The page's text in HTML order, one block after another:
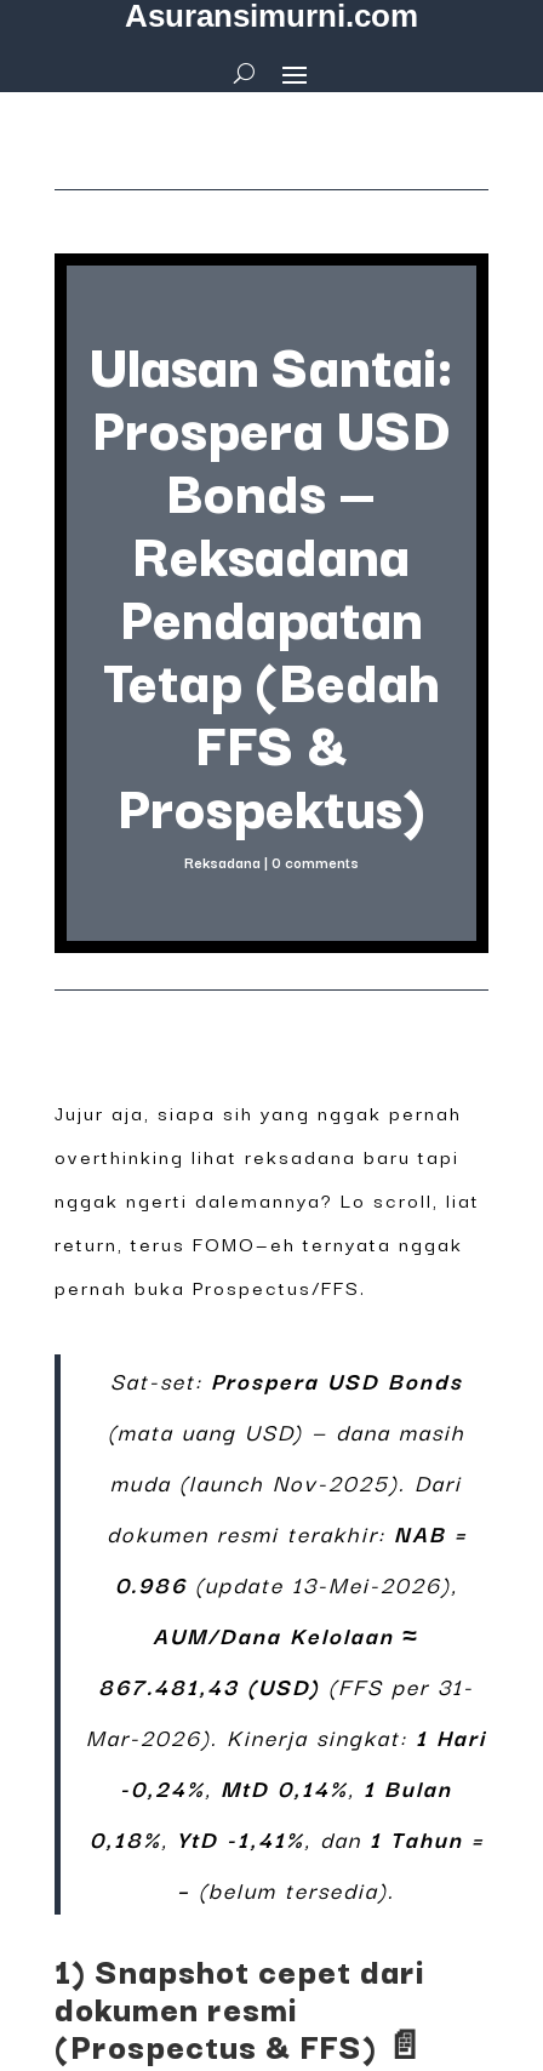
Asuransimurni.com
Ulasan Santai:
Prospera USD
Bonds —
Reksadana
Pendapatan
Tetap (Bedah
FFS &
Prospektus)
Reksadana | 0 comments
Jujur aja, siapa sih yang nggak pernah
overthinking lihat reksadana baru tapi
nggak ngerti dalemannya? Lo scroll, liat
return, terus FOMO—eh ternyata nggak
pernah buka Prospectus/FFS.
Sat-set: Prospera USD Bonds
(mata uang USD) — dana masih
muda (launch Nov-2025). Dari
dokumen resmi terakhir: NAB =
0.986(update 13-Mei-2026),
AUM/Dana Kelolaan ≈
867.481,43 (USD) (FFS per 31-
Mar-2026). Kinerja singkat: 1 Hari
-0,24%, MtD 0,14%, 1 Bulan
0,18%, YtD -1,41%, dan 1 Tahun =
– (belum tersedia).
1) Snapshot cepet dari
dokumen resmi
(Prospectus & FFS) 📄